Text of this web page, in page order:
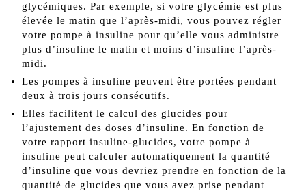
glycémiques. Par exemple, si votre glycémie est plus
élevée le matin que l’après-midi, vous pouvez régler
votre pompe à insuline pour qu’elle vous administre
plus d’insuline le matin et moins d’insuline l’après-
midi.
Les pompes à insuline peuvent être portées pendant
deux à trois jours consécutifs.
Elles facilitent le calcul des glucides pour
l’ajustement des doses d’insuline. En fonction de
votre rapport insuline-glucides, votre pompe à
insuline peut calculer automatiquement la quantité
d’insuline que vous devriez prendre en fonction de la
quantité de glucides que vous avez prise pendant